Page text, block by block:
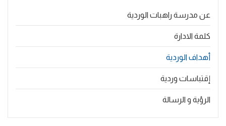
Main
navigation
عن مدرسة راهبات الوردية
كلمة الادارة
أهداف الوردية
إقتباسات وردية
الرؤية و الرسالة